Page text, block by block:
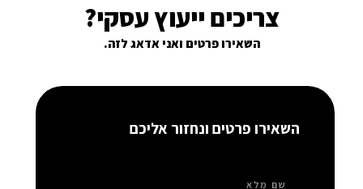
צריכים ייעוץ עסקי?
השאירו פרטים ואני אדאג לזה.
השאירו פרטים ונחזור אליכם